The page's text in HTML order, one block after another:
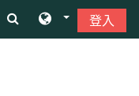
登入